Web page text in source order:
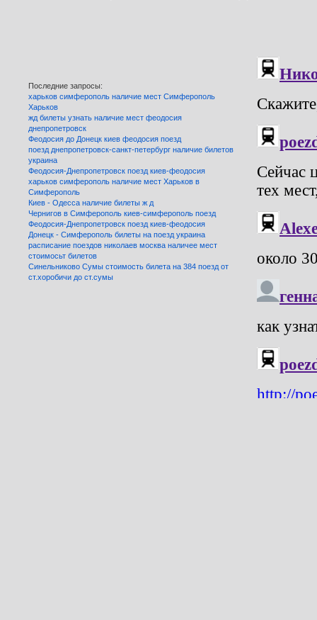
Последние запросы:
харьков симферополь наличие мест Симферополь
Харьков
жд билеты узнать наличие мест феодосия
днепропетровск
Феодосия до Донецк киев феодосия поезд
поезд днепропетровск-санкт-петербург наличие билетов
украина
Феодосия-Днепропетровск поезд киев-феодосия
харьков симферополь наличие мест Харьков в
Симферополь
Киев - Одесса наличие билеты ж д
Чернигов в Симферополь киев-симферополь поезд
Феодосия-Днепропетровск поезд киев-феодосия
Донецк - Симферополь билеты на поезд украина
расписание поездов николаев москва наличее мест
стоимосьт билетов
Синельниково Сумы стоимость билета на 384 поезд от
ст.хоробичи до ст.сумы